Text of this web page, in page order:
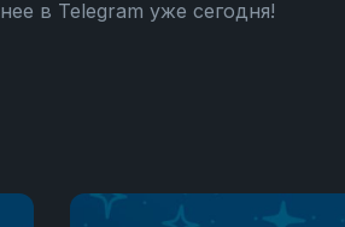
в Telegram уже сегодня!